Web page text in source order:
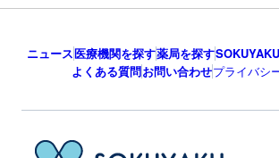
ニュース医療機関を探す薬局を探す
よくある質問お問い合わせプライバシ